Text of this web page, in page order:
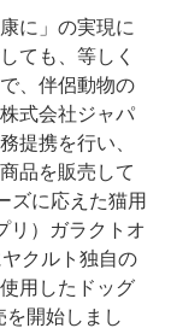
に」の実現に
ても、等しく
、伴侶動物の
式会社ジャパ
提携を行い、
品を販売して
ズに応えた猫用
リ）ガラクトオ
クルト独自の
用したドッグ
開始しまし